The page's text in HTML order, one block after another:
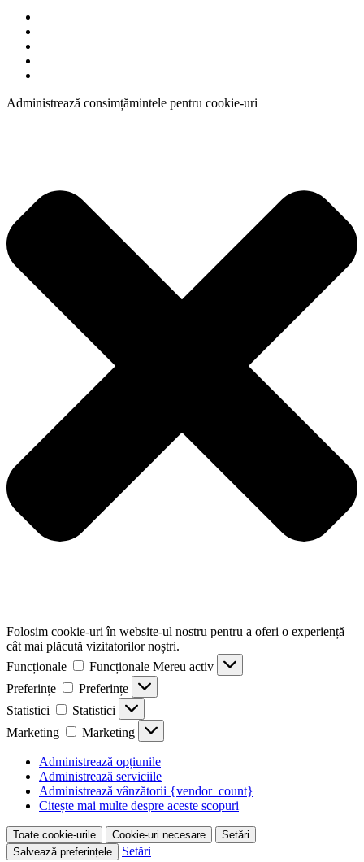
Administrează consimțămintele pentru cookie-uri
Folosim cookie-uri în website-ul nostru pentru a oferi o experiență
cât mai plăcută vizitatorilor noștri.
Funcționale
Funcționale Mereu activ
Preferințe
Preferințe
Statistici
Statistici
Marketing
Marketing
Administrează opțiunile
Administrează serviciile
Administrează vânzătorii {vendor_count}
Citește mai multe despre aceste scopuri
Toate cookie-urile Cookie-uri necesare
Setări
Salvează preferințele
Setări